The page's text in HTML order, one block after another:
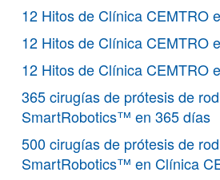
12 Hitos de Clínica CEMTRO
12 Hitos de Clínica CEMTRO
12 Hitos de Clínica CEMTRO
365 cirugías de prótesis de
SmartRobotics™ en 365 días
500 cirugías de prótesis de
SmartRobotics™ en Clínica